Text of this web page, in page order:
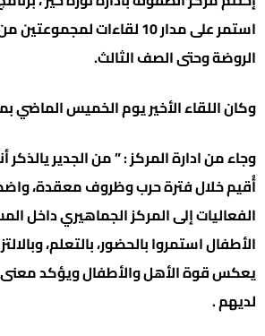
استمر على مدار 10 لقاءات
الروضة وحتى الصف الثالث.
وكان اللقاء الأخير يوم الخميس الماضي
وجاء من ادارة المركز : ” من الجدير يالذكر
أُقيم خلال فترة حرب وظروف معقدة،
الفعاليات إلى المركز الجماهيري داخل
الأطفال استمروا بالحضور، بالتعلم،
يعكس قوة الأهل والأطفال ويؤكد معنى
لديهم .